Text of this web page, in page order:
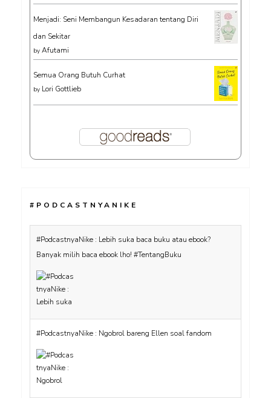
Menjadi: Seni Membangun Kesadaran tentang Diri
dan Sekitar
by Afutami
Semua Orang Butuh Curhat
by Lori Gottlieb
#PODCASTNYANIKE
#PodcastnyaNike : Lebih suka baca buku atau ebook?
Banyak milih baca ebook lho! #TentangBuku
#PodcastnyaNike : Ngobrol bareng Ellen soal fandom